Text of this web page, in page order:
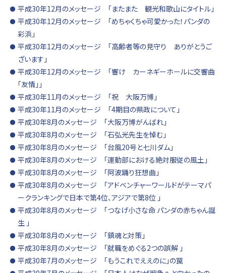
平成30年12月のメッセージ 「またまた 観光和歌山にタイトル」
平成30年12月のメッセージ 「めちゃくちゃ可愛かった！パンダの
彩浜」
平成30年12月のメッセージ 「高齢者等の見守り ありがとうご
ざいます」
平成30年12月のメッセージ 「響け カーネギーホールに交響曲
「友情」」
平成30年11月のメッセージ 「祝 大阪万博」
平成30年11月のメッセージ 「4期目の県政について」
平成30年8月のメッセージ 「大阪万博がんばれ」
平成30年8月のメッセージ 「石弘光先生を悼む」
平成30年8月のメッセージ 「台風20号と七川ダム」
平成30年8月のメッセージ 「運動部における絶対服従の風土」
平成30年8月のメッセージ 「阿波踊り狂想曲」
平成30年8月のメッセージ 「アドベンチャーワールドがテーマパ
ークランキングで日本で第4位、アジアで第8位 」
平成30年8月のメッセージ 「つなげ小さな命 パンダの赤ちゃん誕
生 」
平成30年8月のメッセージ 「鎮魂と対策」
平成30年8月のメッセージ 「就職をめぐる2つの誤解 」
平成30年7月のメッセージ 「もうこれでええのに」の罠